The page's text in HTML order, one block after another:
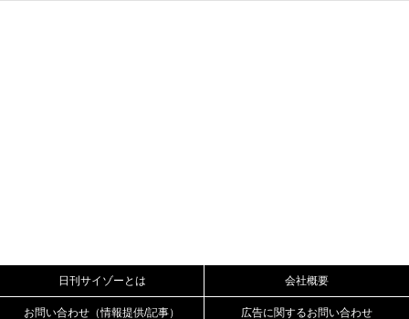
日刊サイゾーとは 会社概要
お問い合わせ（情報提供/記事） 広告に関するお問い合わせ